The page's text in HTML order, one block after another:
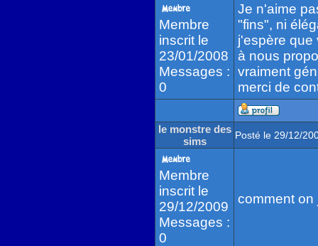
Membre
inscrit le
23/01/2008
Messages :
0
Je n'aime
"fins", ni
j'espère que
à nous
vraiment
merci de
le monstre des
sims
Posté le 29/12/
Membre
inscrit le
29/12/2009
Messages :
0
comment on